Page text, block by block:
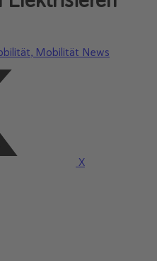
Mobilität News
X